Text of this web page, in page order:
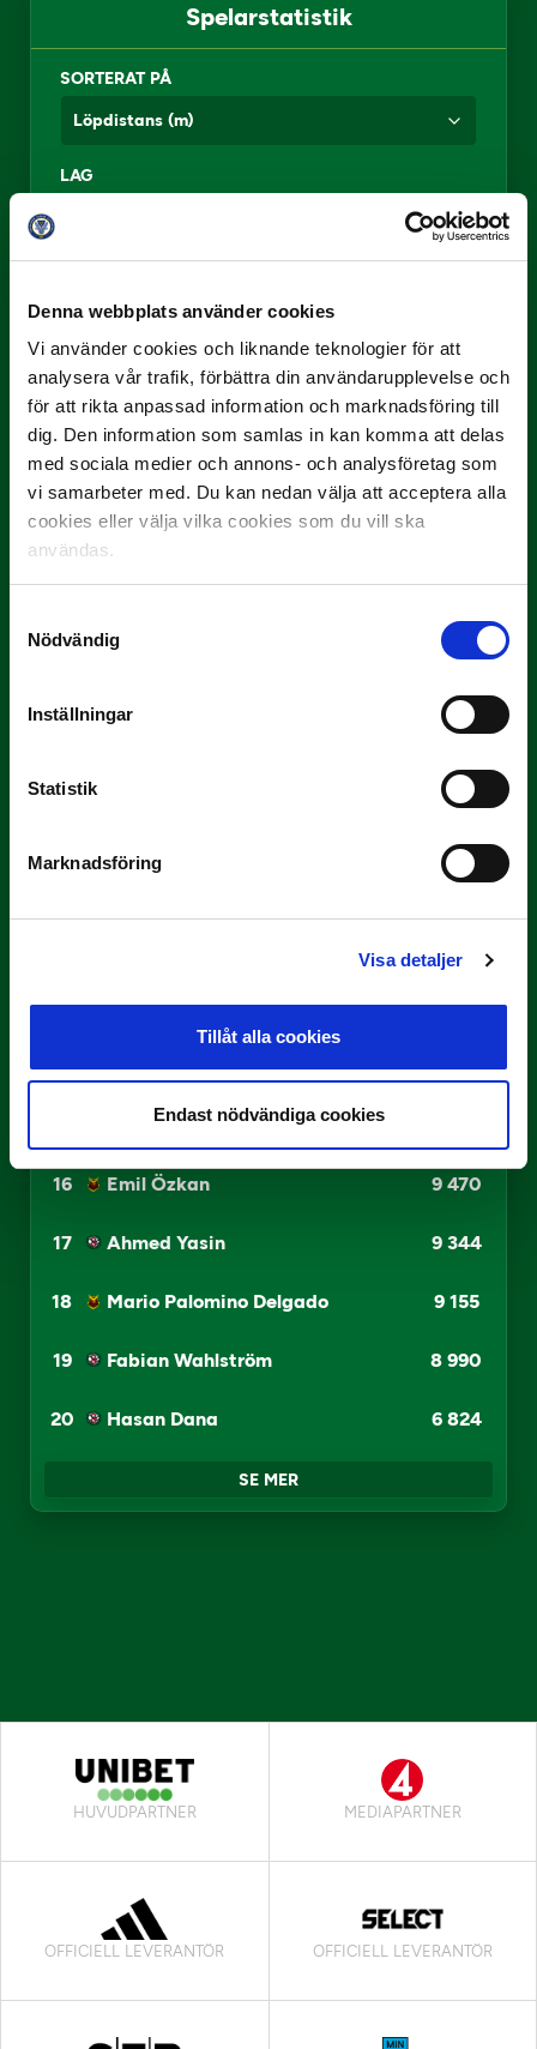
Denna webbplats använder cookies
Vi använder cookies och liknande teknologier för att
analysera vår trafik, förbättra din användarupplevelse och
för att rikta anpassad information och marknadsföring till
dig. Den information som samlas in kan komma att delas
med sociala medier och annons- och analysföretag som
vi samarbeter med. Du kan nedan välja att acceptera alla
cookies eller välja vilka cookies som du vill ska
användas.
Nödvändig
Inställningar
Statistik
Marknadsföring
Visa detaljer
Tillåt alla cookies
Endast nödvändiga cookies
Spelarstatistik
SORTERAT PÅ
LAG
1 Yannick Adjoumani
2 Jacob Ortmark 11 722
Simon Marklund 11 618
11 589
Victor Sandberg
Giuseppe Bovalina 11 405
8 Hugo Azzi 11 393
11 232
10 793
13 Amar Begic 10 504
14 Abdulla Abodi Qasem 10 263
Edwin Ibrahimbegovic
16 Emil Özkan 9 470
17 Ahmed Yasin 9 344
18 Mario Palomino Delgado 9 155
19 Fabian Wahlström 8 990
20 Hasan Dana 6 824
SE MER
HUVUDPARTNER MEDIAPARTNER
OFFICIELL LEVERANTÖR OFFICIELL LEVERANTÖR